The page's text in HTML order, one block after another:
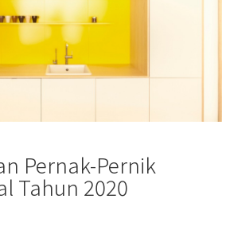
Pernak-Pernik
Tahun 2020